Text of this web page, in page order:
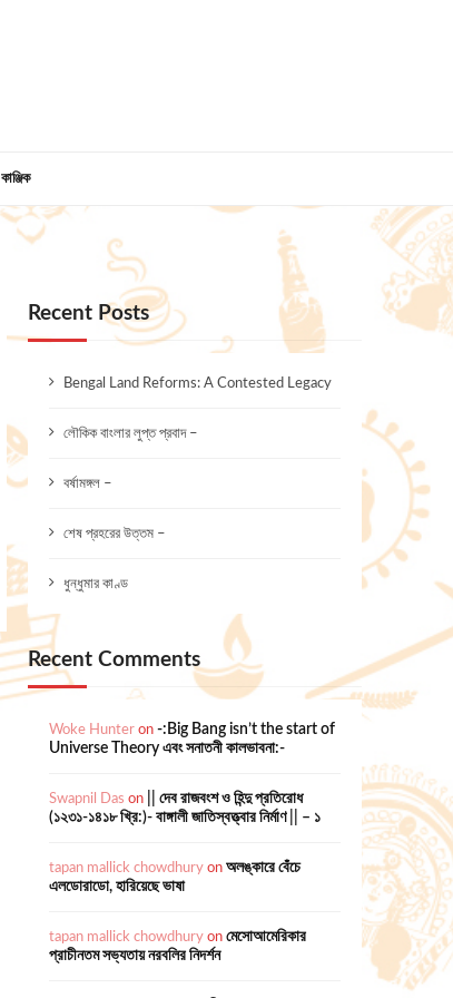
Recent Posts
Bengal Land Reforms: A Contested Legacy
লৌকিক বাংলার লুপ্ত প্রবাদ –
বর্ষামঙ্গল –
শেষ প্রহরের উত্তম –
ধুন্ধুমার কাণ্ড
Recent Comments
Woke Hunteron -:Big Bang isn’t the start of
Universe Theory এবং সনাতনী কালভাবনা:-
Swapnil Das on
|| দেব রাজবংশ ও হিন্দু প্রতিরোধ
(১২৩১-১৪১৮ খ্রি:)- বাঙ্গালী জাতিস্বত্ত্বার নির্মাণ || – ১
tapan mallick chowdhuryon অলঙ্কারে বেঁচে
এলডোরাডো, হারিয়েছে ভাষা
tapan mallick chowdhuryon মেসোআমেরিকার
প্রাচীনতম সভ্যতায় নরবলির নিদর্শন